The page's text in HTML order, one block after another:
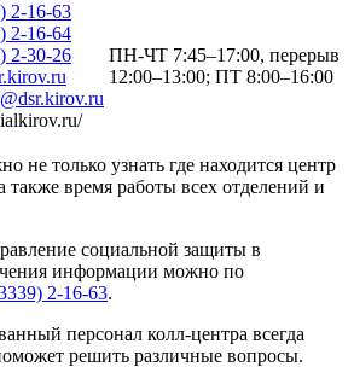
2-16-63
2-16-64
2-30-26
ПН-ЧТ 7:45–17:00, перерыв
12:00–13:00; ПТ 8:00–16:00
не только узнать где находится центр
время работы всех отделений и
социальной защиты в
информации можно по
2-16-63.
персонал колл-центра всегда
решить различные вопросы.